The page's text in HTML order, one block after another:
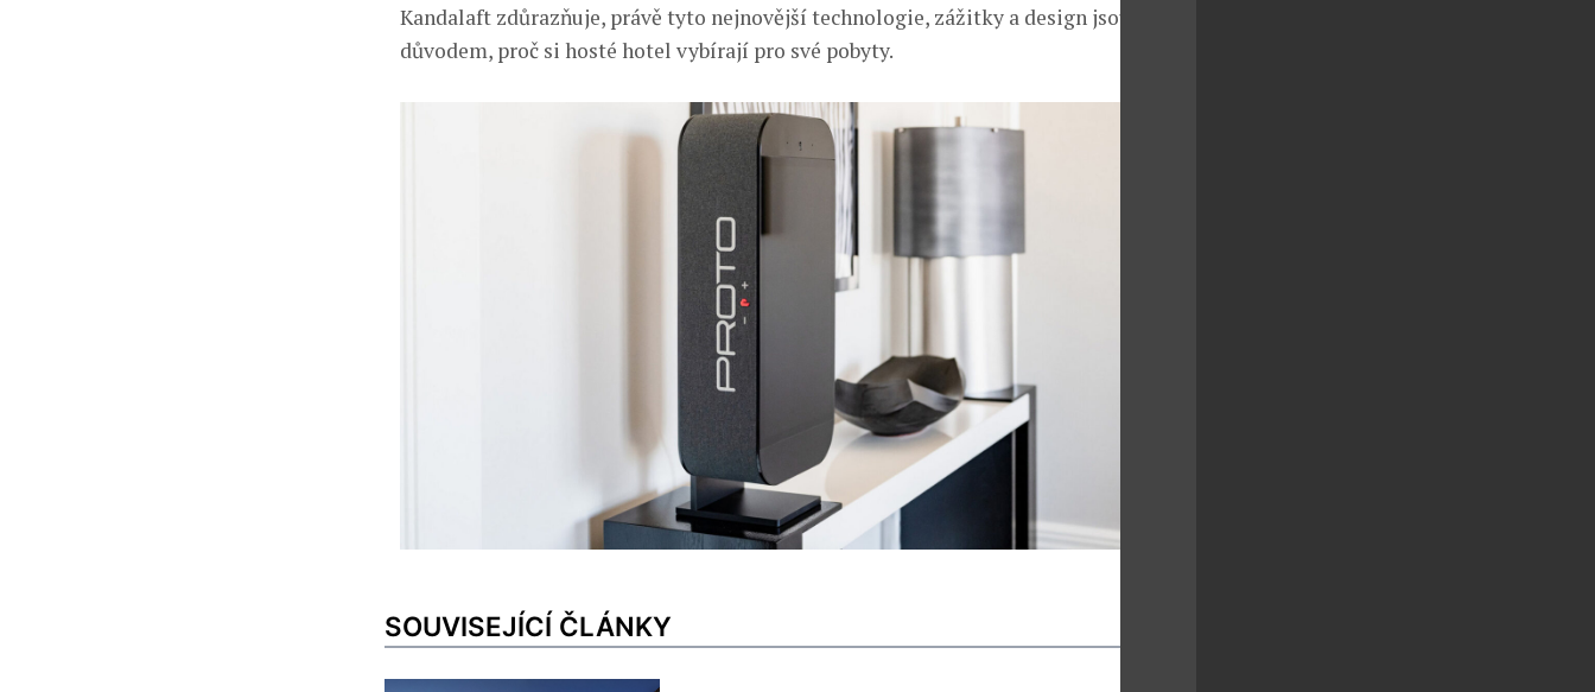
Kandalaft zdůrazňuje, právě tyto nejnovější technologie, zážitky a design jsou
důvodem, proč si hosté hotel vybírají pro své pobyty.
SOUVISEJÍCÍ ČLÁNKY